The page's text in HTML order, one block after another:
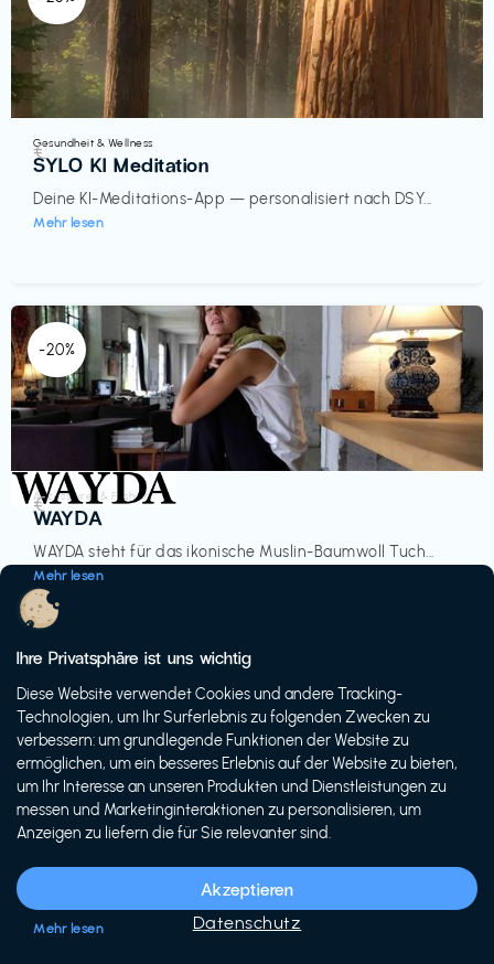
Gesundheit & Wellness
SYLO KI Meditation
Deine KI-Meditations-App — personalisiert nach DSY...
Mehr lesen
€‎
-20%
Accessoires & Fashion
WAYDA
WAYDA steht für das ikonische Muslin-Baumwoll Tuch...
Mehr lesen
€‎
-20%
Siech Cycles
Entdecke den Schweizer Brand für urbane Fahrräder...
Mehr lesen
Ihre Privatsphäre ist uns wichtig
Diese Website verwendet Cookies und andere Tracking-
Technologien, um Ihr Surferlebnis zu folgenden Zwecken zu
verbessern: um grundlegende Funktionen der Website zu
ermöglichen, um ein besseres Erlebnis auf der Website zu bieten,
um Ihr Interesse an unseren Produkten und Dienstleistungen zu
messen und Marketinginteraktionen zu personalisieren, um
Anzeigen zu liefern die für Sie relevanter sind.
Akzeptieren
Datenschutz